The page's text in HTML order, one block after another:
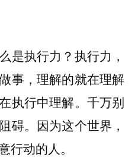
是执行力？ 执行力，
事，理解的就在理解
执行中理解。 千万别
碍。因为这个世界，
行动的人。